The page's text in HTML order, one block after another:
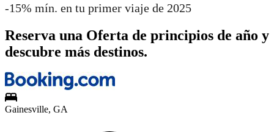
-15% mín. en tu primer viaje de 2025
Reserva una Oferta de principios de año y
descubre más destinos.
Gainesville, GA